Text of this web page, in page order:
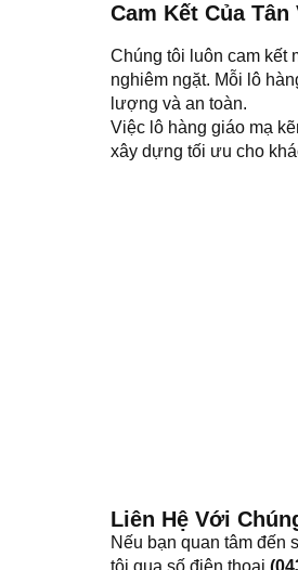
Cam Kết Của
Chúng tôi luôn cam kết
nghiêm ngặt. Mỗi lô
lượng và an toàn.
Việc lô hàng giáo mạ
xây dựng tối ưu cho
Liên Hệ Với
Nếu bạn quan tâm đến